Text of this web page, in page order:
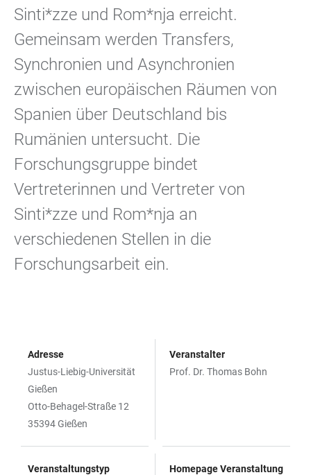
Sinti*zze und Rom*nja erreicht.
Gemeinsam werden Transfers,
Synchronien und Asynchronien
zwischen europäischen Räumen von
Spanien über Deutschland bis
Rumänien untersucht. Die
Forschungsgruppe bindet
Vertreterinnen und Vertreter von
Sinti*zze und Rom*nja an
verschiedenen Stellen in die
Forschungsarbeit ein.
Adresse
Justus-Liebig-Universität
Gießen
Otto-Behagel-Straße 12
35394 Gießen
Veranstalter
Prof. Dr. Thomas Bohn
Veranstaltungstyp
Homepage Veranstaltung